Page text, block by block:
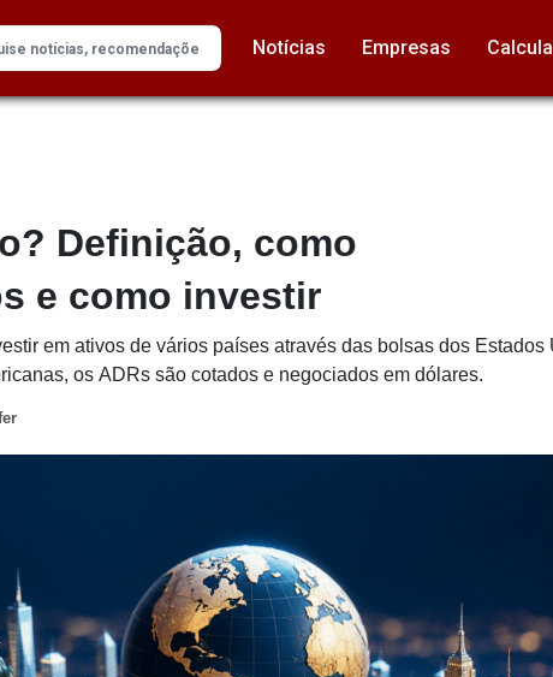
Notícias Empresas
Definição, como
e como investir
em ativos de vários países através das bolsas dos
os ADRs são cotados e negociados em dólares.